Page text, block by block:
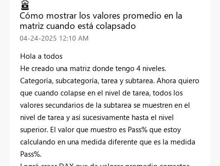
Cómo mostrar los valores promedio en la
matriz cuando está colapsado
‎04-24-2025 12:10 AM
Hola a todos
He creado una matriz donde tengo 4 niveles.
Categoría, subcategoría, tarea y subtarea. Ahora quiero
que cuando colapse en el nivel de tarea, todos los
valores secundarios de la subtarea se muestren en el
nivel de tarea y así sucesivamente hasta el nivel
superior. El valor que muestro es Pass% que estoy
calculando en una medida diferente que es la medida
Pass%.